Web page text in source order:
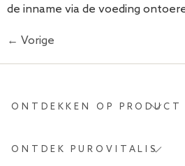
de inname via de voeding
← Vorige
ONTDEKKEN OP PRODUCT
ONTDEK PUROVITALIS